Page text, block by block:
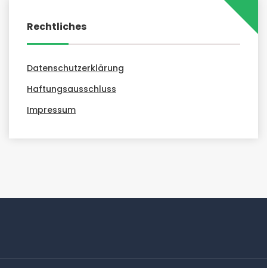
Rechtliches
Datenschutzerklärung
Haftungsausschluss
Impressum